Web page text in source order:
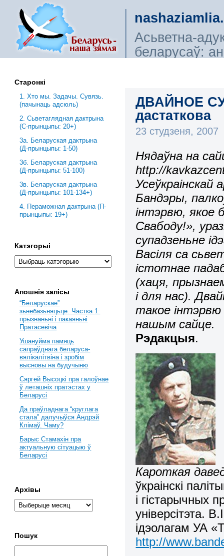
Асьветна-
беларусаў:
ДВАЙНОЕ
дастаткова
23 студзеня, 2007
Нядаўна на
http://
Усеўкраінскай
Бандэры,
інтэрвю, якое
Свабоду!»,
супадзеньне
Васіля са
істотнае
(хаця,
і для нас).
такое інтэрвю
нашым сайце.
Рэдакцыя.
Кароткая
ўкраінскі
і гістарычных
універсітэта.
ідэолагам УА
http://
Старонкі
1. Хто мы. Задачы. Сувязь.
(пачынаць адсюль)
2. Сьветаглядная дактрына
(С-прынцыпы: 20+)
3a. Беларуская дактрына
(Д-прынцыпы: 1-50)
3б. Беларуская дактрына
(Д-прынцыпы: 51-100)
3в. Беларуская дактрына
(Д-прынцыпы: 101-134+)
4. Пераможная дактрына (П-
прынцыпы: 19+)
Катэгорыі
Апошнія запісы
“Беларускае”
зьнебазьняцьце. Частка 1:
прызнаньні і пакаяньні
Пратасевіча
Ушануйма памяць
сапраўднага беларуса-
вялікалітвіна і зробім
высновы на будучыню
Сяргей Высоцкі пра галоўнае
ў леташніх пратэстах у
Беларусі
Да праўладнага “круглага
стала” далучыўся Андрэй
Клімаў. Чаму?
Барыс Стамахін пра
актуальную сітуацыю ў
Беларусі
Архівы
Пошук